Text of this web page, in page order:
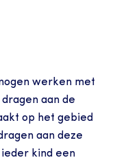
werken met
aan de
op het gebied
aan deze
kind een